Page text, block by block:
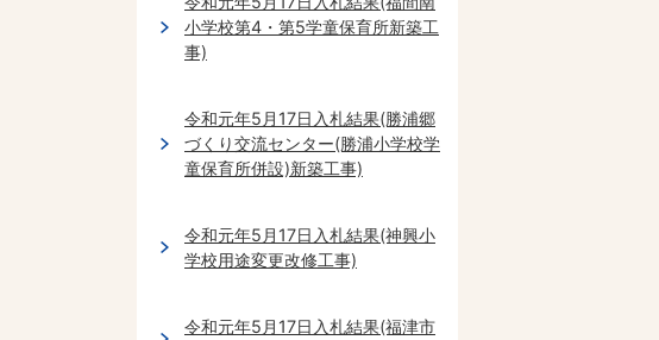
小学校第4・第5学童保育所新築工
事)
令和元年5月17日入札結果(勝浦郷
づくり交流センター(勝浦小学校学
童保育所併設)新築工事)
令和元年5月17日入札結果(神興小
学校用途変更改修工事)
令和元年5月17日入札結果(福津市